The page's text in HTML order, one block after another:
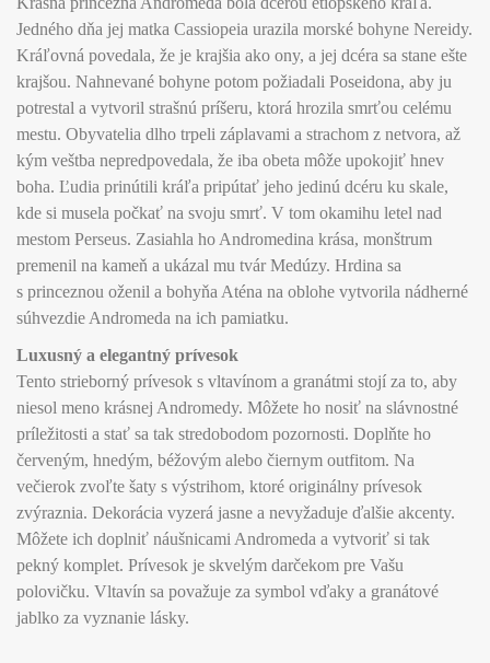
Jedného dňa jej matka Cassiopeia urazila morské bohyne Nereidy.
Kráľovná povedala, že je krajšia ako ony, a jej dcéra sa stane ešte
krajšou. Nahnevané bohyne potom požiadali Poseidona, aby ju
potrestal a vytvoril strašnú príšeru, ktorá hrozila smrťou celému
mestu. Obyvatelia dlho trpeli záplavami a strachom z netvora, až
kým veštba nepredpovedala, že iba obeta môže upokojiť hnev
boha. Ľudia prinútili kráľa pripútať jeho jedinú dcéru ku skale,
kde si musela počkať na svoju smrť. V tom okamihu letel nad
mestom Perseus. Zasiahla ho Andromedina krása, monštrum
premenil na kameň a ukázal mu tvár Medúzy. Hrdina sa
s princeznou oženil a bohyňa Aténa na oblohe vytvorila nádherné
súhvezdie Andromeda na ich pamiatku.
Luxusný a elegantný prívesok
Tento strieborný prívesok s vltavínom a granátmi stojí za to, aby
niesol meno krásnej Andromedy. Môžete ho nosiť na slávnostné
príležitosti a stať sa tak stredobodom pozornosti. Doplňte ho
červeným, hnedým, béžovým alebo čiernym outfitom. Na
večierok zvoľte šaty s výstrihom, ktoré originálny prívesok
zvýraznia. Dekorácia vyzerá jasne a nevyžaduje ďalšie akcenty.
Môžete ich doplniť náušnicami Andromeda a vytvoriť si tak
pekný komplet. Prívesok je skvelým darčekom pre Vašu
polovičku. Vltavín sa považuje za symbol vďaky a granátové
jablko za vyznanie lásky.